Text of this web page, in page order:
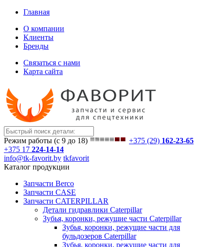
Главная
О компании
Клиенты
Бренды
Связаться с нами
Карта сайта
Режим работы (с 9 до 18) +375 (29) 162-23-65
+375 17 224-14-14
info@tk-favorit.by tkfavorit
Каталог продукции
Запчасти Berco
Запчасти CASE
Запчасти CATERPILLAR
Детали гидравлики Caterpillar
Зубья, коронки, режущие части Caterpillar
Зубья, коронки, режущие части для
бульдозеров Caterpillar
Зубья, коронки, режущие части для